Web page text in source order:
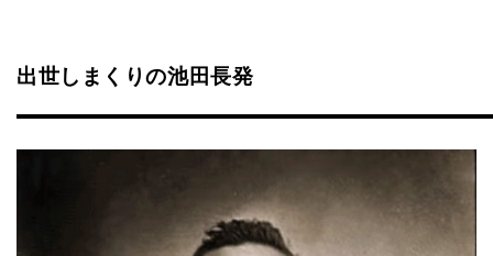
出世しまくりの池田長発